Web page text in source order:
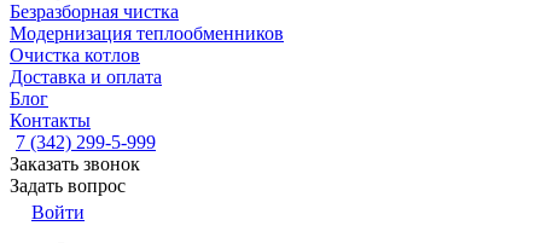
Безразборная чистка
Модернизация теплообменников
Очистка котлов
Доставка и оплата
Блог
Контакты
7 (342) 299-5-999
Заказать звонок
Задать вопрос
Войти